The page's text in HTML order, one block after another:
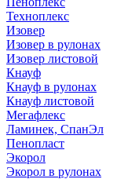
Техноплекс
Изовер
Изовер в рулонах
Изовер листовой
Кнауф
Кнауф в рулонах
Кнауф листовой
Мегафлекс
Ламинек, СпанЭл
Пенопласт
Экорол
Экорол в рулонах